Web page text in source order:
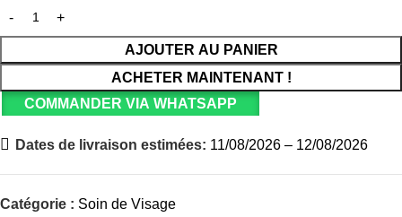
AJOUTER AU PANIER
ACHETER MAINTENANT !
COMMANDER VIA WHATSAPP
Dates de livraison estimées: 11/08/2026 – 12/08/2026
Catégorie : Soin de Visage